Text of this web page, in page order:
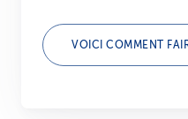
VOICI COMMENT